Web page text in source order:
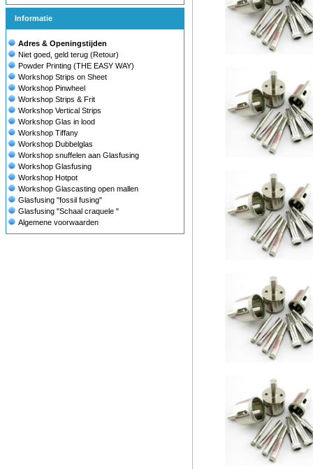
Informatie
Adres & Openingstijden
Niet goed, geld terug (Retour)
Powder Printing (THE EASY WAY)
Workshop Strips on Sheet
Workshop Pinwheel
Workshop Strips & Frit
Workshop Vertical Strips
Workshop Glas in lood
Workshop Tiffany
Workshop Dubbelglas
Workshop snuffelen aan Glasfusing
Workshop Glasfusing
Workshop Hotpot
Workshop Glascasting open mallen
Glasfusing "fossil fusing"
Glasfusing "Schaal craquele "
Algemene voorwaarden